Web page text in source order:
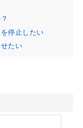
停止したい
たい